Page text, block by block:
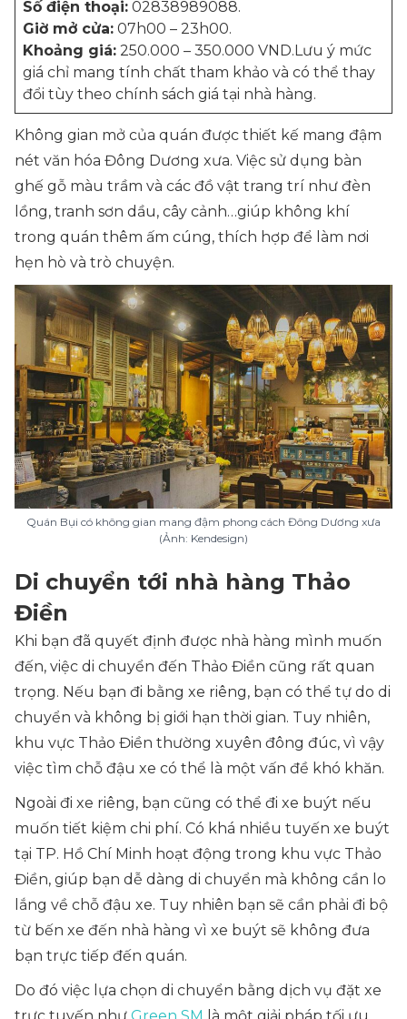
Số điện thoại: 02838989088.
Giờ mở cửa: 07h00 – 23h00.
Khoảng giá: 250.000 – 350.000 VND.Lưu ý mức
giá chỉ mang tính chất tham khảo và có thể thay
đổi tùy theo chính sách giá tại nhà hàng.
Không gian mở của quán được thiết kế mang đậm
nét văn hóa Đông Dương xưa. Việc sử dụng bàn
ghế gỗ màu trầm và các đồ vật trang trí như đèn
lồng, tranh sơn dầu, cây cảnh…giúp không khí
trong quán thêm ấm cúng, thích hợp để làm nơi
hẹn hò và trò chuyện.
Quán Bụi có không gian mang đậm phong cách Đông Dương xưa
(Ảnh: Kendesign)
Di chuyển tới nhà hàng Thảo
Điền
Khi bạn đã quyết định được nhà hàng mình muốn
đến, việc di chuyển đến Thảo Điền cũng rất quan
trọng. Nếu bạn đi bằng xe riêng, bạn có thể tự do di
chuyển và không bị giới hạn thời gian. Tuy nhiên,
khu vực Thảo Điền thường xuyên đông đúc, vì vậy
việc tìm chỗ đậu xe có thể là một vấn đề khó khăn.
Ngoài đi xe riêng, bạn cũng có thể đi xe buýt nếu
muốn tiết kiệm chi phí. Có khá nhiều tuyến xe buýt
tại TP. Hồ Chí Minh hoạt động trong khu vực Thảo
Điền, giúp bạn dễ dàng di chuyển mà không cần lo
lắng về chỗ đậu xe. Tuy nhiên bạn sẽ cần phải đi bộ
từ bến xe đến nhà hàng vì xe buýt sẽ không đưa
bạn trực tiếp đến quán.
Do đó việc lựa chọn di chuyển bằng dịch vụ đặt xe